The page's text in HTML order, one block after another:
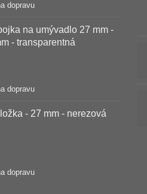
dopravu
na umývadlo 27 mm -
- transparentná
dopravu
- 27 mm - nerezová
dopravu